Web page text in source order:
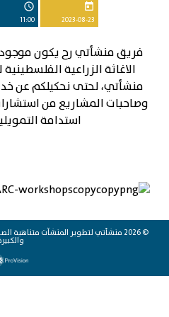
today
2023-08-23
schedule
11:00
فريق منشأتي رح يكون موجود
الاغاثة الزراعية
منشأتي، لحتى نحكيلكم عن
وصاحبات المشاريع من
استدامة
© 2026 منشأتي لتطوير المنشآت